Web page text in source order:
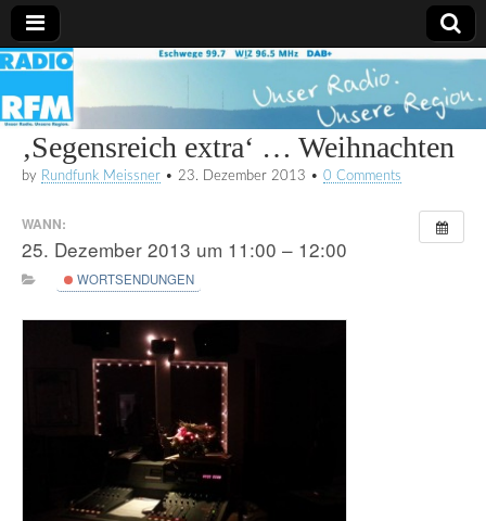
Radio
RFM
‚Segensreich extra‘ … Weihnachten
by Rundfunk Meissner • 23. Dezember 2013 • 0 Comments
WANN:
25. Dezember 2013 um 11:00 – 12:00
WORTSENDUNGEN